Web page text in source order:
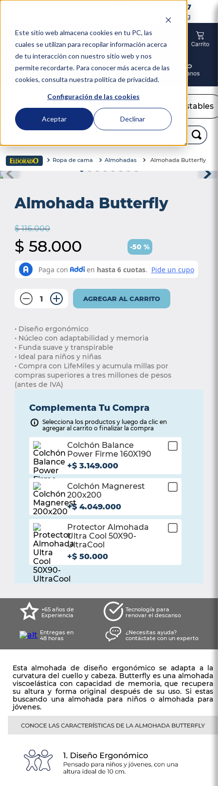
Este sitio web almacena cookies en tu PC, las
cuales se utilizan para recopilar información acerca
de tu interacción con nuestro sitio web y nos
permite recordarte. Para conocer más acerca de las
cookies, consulta nuestra política de privacidad.
Configuración de las cookies
Aceptar Declinar
Min
6
6
Seg
Colchones Camas Camas Ajustables
Buscar...
Ropa de cama Almohadas Almohada Butterfly
Almohada Butterfly
$ 116.000
$ 58.000 -50 %
＋
－ AGREGAR AL CARRITO
• Diseño ergonómico
• Núcleo con adaptabilidad y memoria
• Funda suave y transpirable
• Ideal para niños y niñas
• Compra con LifeMiles y acumula millas por
compras superiores a tres millones de pesos
(antes de IVA)
Complementa Tu Compra
Selecciona los productos y luego da clic en
agregar al carrito o finalizar la compra
Colchón Balance
Power Firme 160X190
+$ 3.149.000
¡Listo!
Haz agregado con
éxito este producto
Colchón Magnerest
200x200
+$ 4.049.000
¡Listo!
éxito este producto
Protector Almohada
Ultra Cool 50X90-
UltraCool
+$ 50.000
¡Listo!
Haz agregado con
+65 años de
Experiencia
Entregas en
48 horas
Tecnología para
renovar el descanso
¿Necesitas ayuda?
contáctate con un experto
Esta almohada de diseño ergonómico se adapta a la
curvatura del cuello y cabeza. Butterfly es una almohada
viscoelástica con capacidad de memoria, que recupera
su altura y forma original después de su uso. Si estas
buscando una almohada para niños o almohada para
jóvenes.
TÉRMINOS MÁS BUSCADOS
3 sealy
5. coolmax
7 protector colchón
elite
10 . magnerest